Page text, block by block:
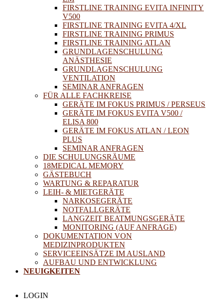
FIRSTLINE TRAINING EVITA INFINITY
V500
FIRSTLINE TRAINING EVITA 4/XL
FIRSTLINE TRAINING PRIMUS
FIRSTLINE TRAINING ATLAN
GRUNDLAGENSCHULUNG
ANÄSTHESIE
GRUNDLAGENSCHULUNG
VENTILATION
SEMINAR ANFRAGEN
FÜR ALLE FACHKREISE
GERÄTE IM FOKUS PRIMUS / PERSEUS
GERÄTE IM FOKUS EVITA V500 /
ELISA 800
GERÄTE IM FOKUS ATLAN / LEON
PLUS
SEMINAR ANFRAGEN
DIE SCHULUNGSRÄUME
18MEDICAL MEMORY
GÄSTEBUCH
WARTUNG & REPARATUR
LEIH- & MIETGERÄTE
NARKOSEGERÄTE
NOTFALLGERÄTE
LANGZEIT BEATMUNGSGERÄTE
MONITORING (AUF ANFRAGE)
DOKUMENTATION VON
MEDIZINPRODUKTEN
SERVICEEINSÄTZE IM AUSLAND
AUFBAU UND ENTWICKLUNG
NEUIGKEITEN
LOGIN